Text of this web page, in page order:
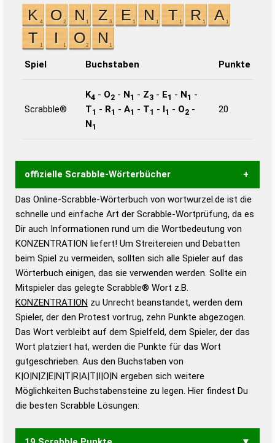
Spiel Buchstaben Punkte
Scrabble®
K4 - O2 - N1 - Z3 - E1 - N1 -
T1 - R1 - A1 - T1 - I1 - O2 -
N1
20
offizielle Scrabble-Wörterbücher
Wortwurzel liefert mit Hilfe eines semantischen
Wortanalyse-Algorithmus gute Anhaltspunkte zu
Wortbedeutung, Worttrennung und Wortform, um die
Gültigkeit eines Wortes für das Scrabble-Spiel zu
bestimmen! zugelassene Turnier Scrabble-
Wörterbücher sind:
Duden – Standardwerk in 12 Bänden
Duden – Richtiges und gutes
Deutsch
Duden – Die deutsche Grammatik
Duden – Deutsches
Universalwörterbuch
Das Online-Scrabble-Wörterbuch von wortwurzel.de ist die
schnelle und einfache Art der Scrabble-Wortprüfung, da es
Dir auch Informationen rund um die Wortbedeutung von
KONZENTRATION liefert! Um Streitereien und Debatten
beim Spiel zu vermeiden, sollten sich alle Spieler auf das
Wörterbuch einigen, das sie verwenden werden. Sollte ein
Mitspieler das gelegte Scrabble® Wort z.B.
KONZENTRATION zu Unrecht beanstandet, werden dem
Spieler, der den Protest vortrug, zehn Punkte abgezogen.
Das Wort verbleibt auf dem Spielfeld, dem Spieler, der das
Wort platziert hat, werden die Punkte für das Wort
gutgeschrieben. Aus den Buchstaben von
K|O|N|Z|E|N|T|R|A|T|I|O|N ergeben sich weitere
Möglichkeiten Buchstabensteine zu legen. Hier findest Du
die besten Scrabble Lösungen: